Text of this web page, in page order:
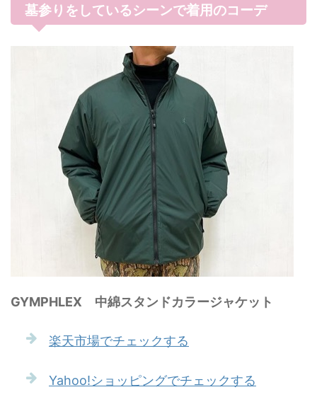
墓参りをしているシーンで着用のコーデ
GYMPHLEX 中綿スタンドカラージャケット
楽天市場でチェックする
Yahoo!ショッピングでチェックする